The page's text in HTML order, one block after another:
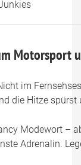
Motorsport
im
die Hitze
Modewort –
Adrenalin.